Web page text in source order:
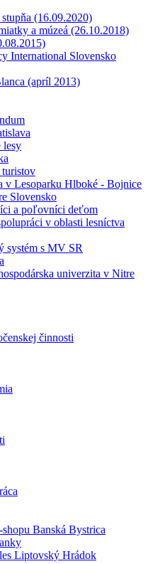
(16.09.2020)
a múzeá (26.10.2018)
International Slovensko
(apríl 2013)
lesy
v Lesoparku Hlboké - Bojnice
Slovensko
a poľovníci deťom
v oblasti lesníctva
systém s MV SR
univerzita v Nitre
činnosti
Banská Bystrica
Liptovský Hrádok